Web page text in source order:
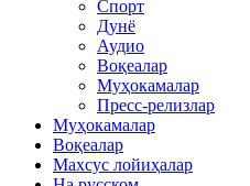
Спорт
Дунё
Аудио
Воқеалар
Муҳокамалар
Пресс-релизлар
Муҳокамалар
Воқеалар
Махсус лойиҳалар